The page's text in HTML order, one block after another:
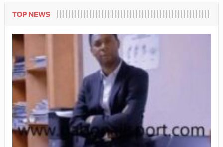
TOP NEWS